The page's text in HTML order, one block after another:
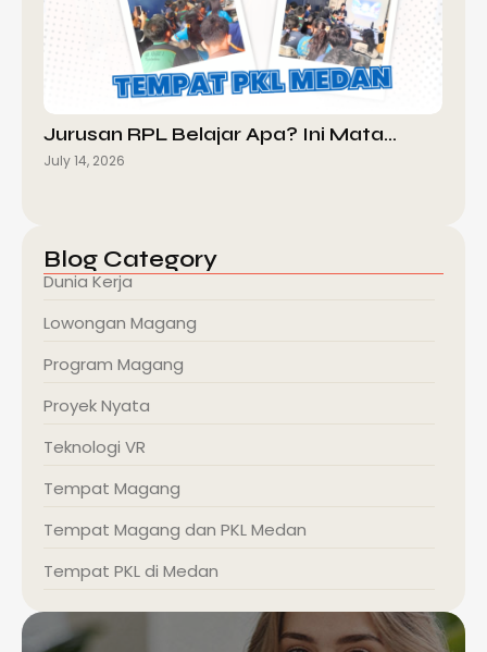
Jurusan RPL Belajar Apa? Ini Mata…
July 14, 2026
Blog Category
Dunia Kerja
Lowongan Magang
Program Magang
Proyek Nyata
Teknologi VR
Tempat Magang
Tempat Magang dan PKL Medan
Tempat PKL di Medan